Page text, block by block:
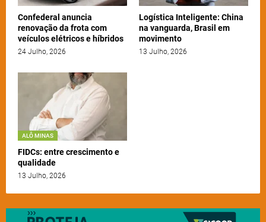
Confederal anuncia
renovação da frota com
veículos elétricos e híbridos
24 Julho, 2026
Logística Inteligente: China
na vanguarda, Brasil em
movimento
13 Julho, 2026
ALÔ MINAS
FIDCs: entre crescimento e
qualidade
13 Julho, 2026